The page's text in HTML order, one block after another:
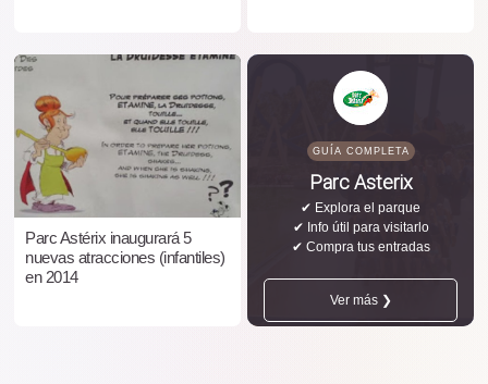
Parc Astérix inaugurará 5
nuevas atracciones (infantiles)
en 2014
GUÍA COMPLETA
Parc Asterix
✔ Explora el parque
✔ Info útil para visitarlo
✔ Compra tus entradas
Ver más ❯